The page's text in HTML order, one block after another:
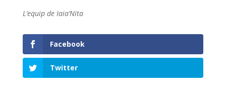
L’equip de Iaia’Nita
Facebook
Twitter